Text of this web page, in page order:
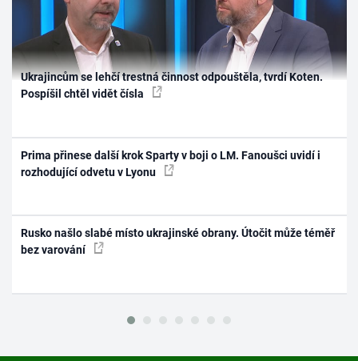
Ukrajincům se lehčí trestná činnost odpouštěla, tvrdí Koten.
Pospíšil chtěl vidět čísla
Prima přinese další krok Sparty v boji o LM. Fanoušci uvidí i
rozhodující odvetu v Lyonu
Rusko našlo slabé místo ukrajinské obrany. Útočit může téměř
bez varování